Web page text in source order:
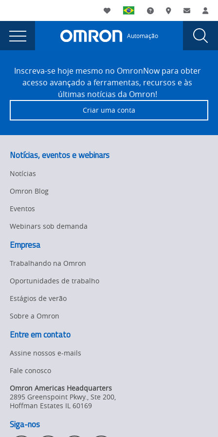
currently
viewing
the
Automation
Honors
Flow
With
Innovation
and
Donation
SME
Education
page.
Utility
Navigation
My List SuporteOnde comprar
Contato
Main
Navigation
Automação
Omron
Automation
Honors
Flow
Waterjet
With
Innovation
Award
and
Donation
to
SME
Education
Foundation
FooterInscreva-se hoje mesmo no OmronNow para obter
acesso avançado a ferramentas, recursos e às
últimas notícias da Omron!
Criar uma conta
Notícias, eventos e webinars
Notícias
Omron Blog
Eventos
Webinars sob demanda
Empresa
Trabalhando na Omron
Oportunidades de trabalho
Estágios de verão
Sobre a Omron
Entre em contato
Assine nossos e-mails
Fale conosco
Omron Americas Headquarters
2895 Greenspoint Pkwy., Ste 200,
Hoffman Estates IL 60169
Siga-nos